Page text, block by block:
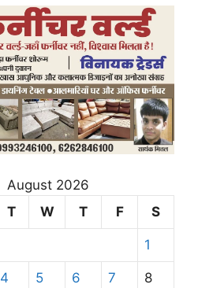
August 2026
T W T F S
1
4 5 6 7 8